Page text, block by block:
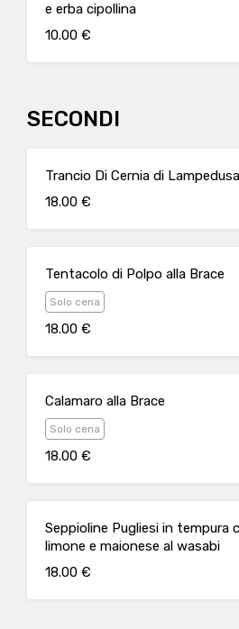
e erba cipollina
10.00 €
SECONDI
Trancio Di Cernia di
18.00 €
Tentacolo di Polpo alla Brace
Solo cena
18.00 €
Calamaro alla Brace
Solo cena
18.00 €
Seppioline Pugliesi in tempura
limone e maionese al wasabi
18.00 €